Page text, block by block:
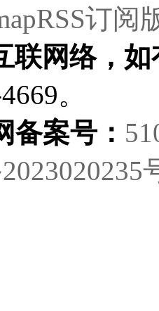
RSS订阅
联网络，
。
备案号：